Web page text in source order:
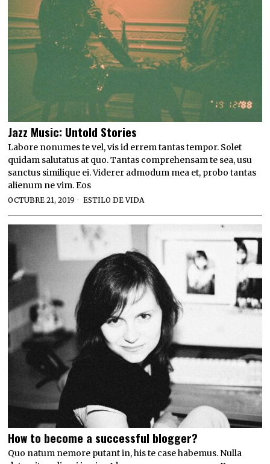
Jazz Music: Untold Stories
Labore nonumes te vel, vis id errem tantas tempor. Solet
quidam salutatus at quo. Tantas comprehensam te sea, usu
sanctus similique ei. Viderer admodum mea et, probo tantas
alienum ne vim. Eos
OCTUBRE 21, 2019 ESTILO DE VIDA
How to become a successful blogger?
Quo natum nemore putant in, his te case habemus. Nulla